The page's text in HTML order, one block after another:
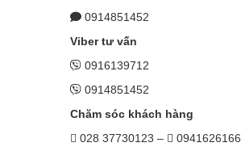
0914851452
Viber tư vấn
0916139712
0914851452
Chăm sóc khách hàng
028 37730123 –
0941626166